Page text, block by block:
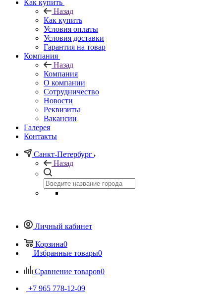
Как купить
Назад
Как купить
Условия оплаты
Условия доставки
Гарантия на товар
Компания
Назад
Компания
О компании
Сотрудничество
Новости
Реквизиты
Вакансии
Галерея
Контакты
Санкт-Петербург
Назад
Личный кабинет
Корзина0
Избранные товары0
Сравнение товаров0
+7 965 778-12-09